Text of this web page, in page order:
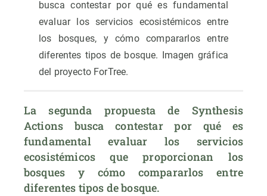
busca contestar por qué es fundamental
evaluar los servicios ecosistémicos entre
los bosques, y cómo compararlos entre
diferentes tipos de bosque. Imagen gráfica
del proyecto ForTree.
La segunda propuesta de Synthesis
Actions busca contestar por qué es
fundamental evaluar los servicios
ecosistémicos que proporcionan los
bosques y cómo compararlos entre
diferentes tipos de bosque.